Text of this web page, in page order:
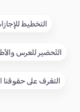
التخطيط
التّحضير للعرس
التعّرف على حقوقنا